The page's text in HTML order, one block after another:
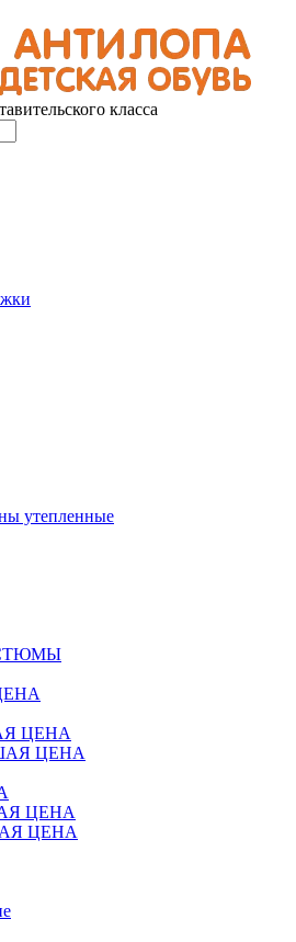
класса
утепленные
ЦЕНА
ЦЕНА
ЦЕНА
ЦЕНА